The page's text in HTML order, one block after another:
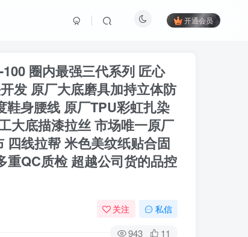
开通会员
圈内最强三代系列 匠心
发 原厂大底磨具加持立体防
身腰线 原厂TPU彩虹扎染
大底描漆拉丝 市场唯一原厂
四线拉帮 米色美纹纸贴合固
重QC质检 超越公司货的品控
关注 私信
943 11